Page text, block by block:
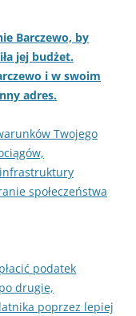
Barczewo, by
jej budżet.
i w swoim
adres.
Twojego
społeczeństwa
podatek
drugie,
poprzez lepiej